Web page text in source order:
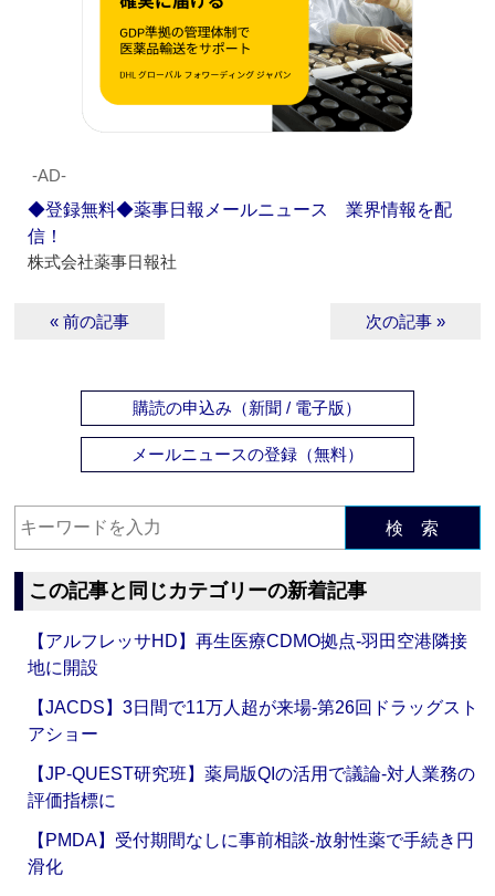
‐AD‐
◆登録無料◆薬事日報メールニュース 業界情報を配
信！
株式会社薬事日報社
« 前の記事 次の記事 »
購読の申込み（新聞 / 電子版）
メールニュースの登録（無料）
検 索
この記事と同じカテゴリーの新着記事
【アルフレッサHD】再生医療CDMO拠点‐羽田空港隣接
地に開設
【JACDS】3日間で11万人超が来場‐第26回ドラッグスト
アショー
【JP-QUEST研究班】薬局版QIの活用で議論‐対人業務の
評価指標に
【PMDA】受付期間なしに事前相談‐放射性薬で手続き円
滑化